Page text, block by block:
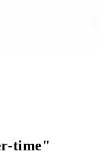
time"